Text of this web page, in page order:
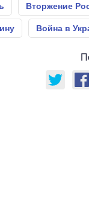
Вторжение
Война в